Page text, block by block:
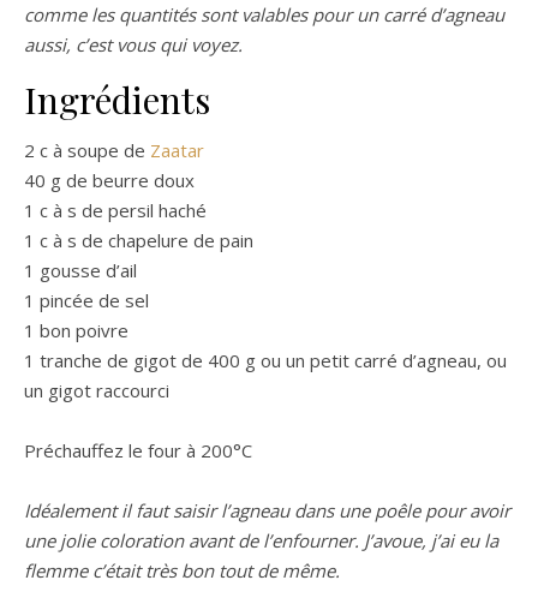
comme les quantités sont valables pour un carré d’agneau
aussi, c’est vous qui voyez.
Ingrédients
2 c à soupe de Zaatar
40 g de beurre doux
1 c à s de persil haché
1 c à s de chapelure de pain
1 gousse d’ail
1 pincée de sel
1 bon poivre
1 tranche de gigot de 400 g ou un petit carré d’agneau, ou
un gigot raccourci
Préchauffez le four à 200°C
Idéalement il faut saisir l’agneau dans une poêle pour avoir
une jolie coloration avant de l’enfourner. J’avoue, j’ai eu la
flemme c’était très bon tout de même.